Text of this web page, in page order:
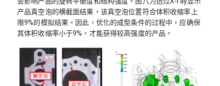
产品真空泡的横截面结果，该真空泡位置符合体积收缩率上
限9%的模拟结果。因此，优化的成型条件的过程中，应确保
其体积收缩率小于9%，才能获得较高强度的产品。